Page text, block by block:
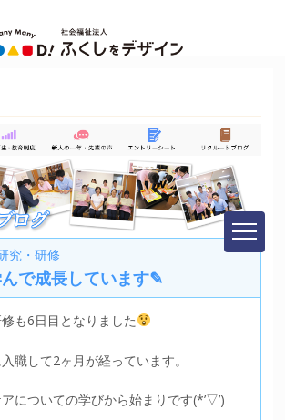
究・研修
で成長しています✎
も6日目となりました
職して2ヶ月が経っています。
についての学びから始まりです(*’▽’)